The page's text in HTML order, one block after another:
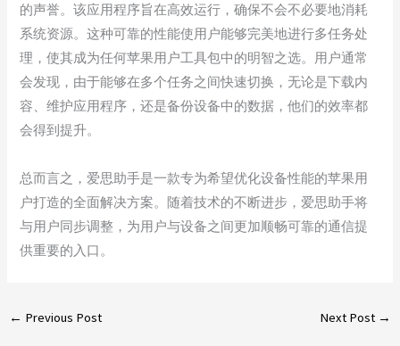
的声誉。该应用程序旨在高效运行，确保不会不必要地消耗
系统资源。这种可靠的性能使用户能够完美地进行多任务处
理，使其成为任何苹果用户工具包中的明智之选。用户通常
会发现，由于能够在多个任务之间快速切换，无论是下载内
容、维护应用程序，还是备份设备中的数据，他们的效率都
会得到提升。
总而言之，爱思助手是一款专为希望优化设备性能的苹果用
户打造的全面解决方案。随着技术的不断进步，爱思助手将
与用户同步调整，为用户与设备之间更加顺畅可靠的通信提
供重要的入口。
← Previous Post Next Post →